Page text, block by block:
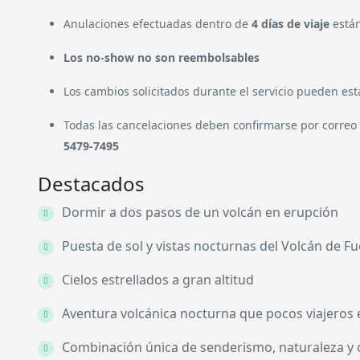
Anulaciones efectuadas dentro de 4 días de viaje
Los no-show no son reembolsables
Los cambios solicitados durante el servicio pueden
Todas las cancelaciones deben confirmarse por
5479-7495
Destacados
Dormir a dos pasos de un volcán en erupción
Puesta de sol y vistas nocturnas del Volcán de
Cielos estrellados a gran altitud
Aventura volcánica nocturna que pocos viajeros
Combinación única de senderismo, naturaleza y